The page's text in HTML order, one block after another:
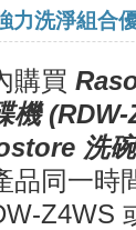
力洗淨組合
購買
機
洗
品同一時
Z4WS